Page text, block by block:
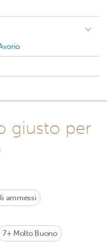
giusto per
ammessi
7+ Molto Buono